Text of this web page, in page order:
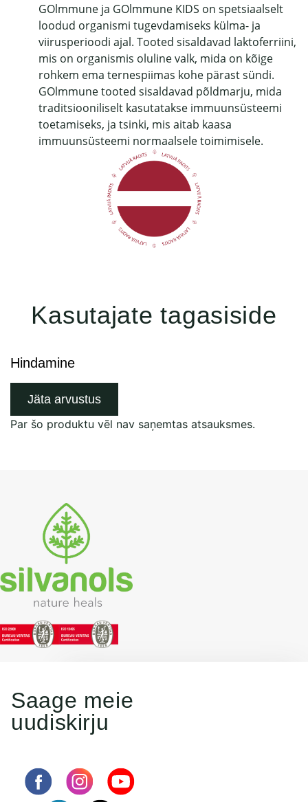
GOlmmune ja GOlmmune KIDS on spetsiaalselt
loodud organismi tugevdamiseks külma- ja
viirusperioodi ajal. Tooted sisaldavad laktoferriini,
mis on organismis oluline valk, mida on kõige
rohkem ema ternespiimas kohe pärast sündi.
GOlmmune tooted sisaldavad põldmarju, mida
traditsiooniliselt kasutatakse immuunsüsteemi
toetamiseks, ja tsinki, mis aitab kaasa
immuunsüsteemi normaalsele toimimisele.
Kasutajate tagasiside
Hindamine
Jäta arvustus
Par šo produktu vēl nav saņemtas atsauksmes.
Saage meie
uudiskirju